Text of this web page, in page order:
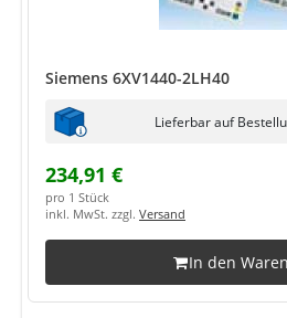
Siemens 6XV1440-2LH40
Lieferbar auf
234,91 €
pro 1 Stück
inkl. MwSt. zzgl. Versand
In den